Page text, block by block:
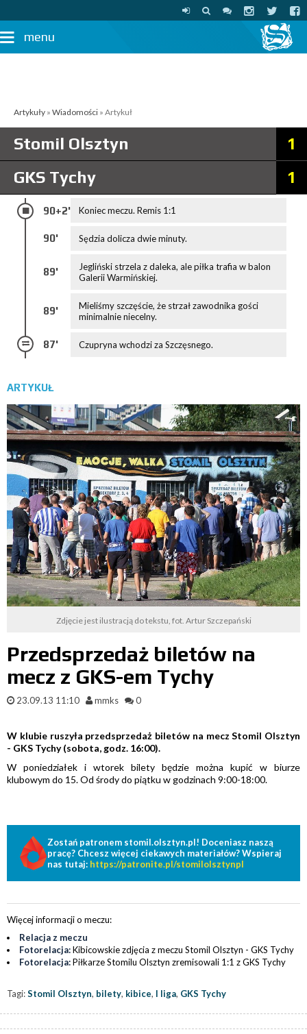
menu
Artykuły » Wiadomości » Artykuł
Stomil Olsztyn
1
GKS Tychy
1
90+2' Koniec meczu. Remis 1:1
90' Sędzia dolicza dwie minuty.
89'
Jegliński strzela z daleka, ale piłka trafia w balon
Galerii Warmińskiej.
89'
Mieliśmy szczęście, że strzał zawodnika gości
minimalnie niecelny.
87' Czupryna wchodzi za Szczęsnego.
ARTYKUŁ
Zdjęcie jest ilustracją do tekstu, fot. Artur Szczepański
Przedsprzedaż biletów na
mecz z GKS-em Tychy
23.09.13 11:10 mmks 0
W klubie ruszyła przedsprzedaż biletów na mecz Stomil Olsztyn
- GKS Tychy (sobota, godz. 16:00).
W poniedziałek i wtorek bilety będzie można kupić w biurze
klubowym do 15. Od środy do piątku w godzinach 9:00-18:00.
Zostań patronem stomil.olsztyn.pl! Doceniasz naszą
pracę? Chcesz więcej ciekawych materiałów? Wspieraj
nas tutaj: https://patronite.pl/stomilolsztynpl
Więcej informacji o meczu:
Relacja z meczu
Fotorelacja:Kibicowskie zdjęcia z meczu Stomil Olsztyn - GKS Tychy
Fotorelacja:Piłkarze Stomilu Olsztyn zremisowali 1:1 z GKS Tychy
Tagi:Stomil Olsztyn, bilety, kibice, I liga, GKS Tychy